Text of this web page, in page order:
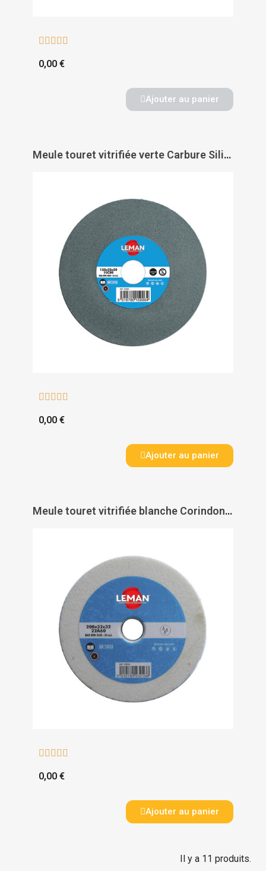
    
0,00 €
Ajouter au panier
Meule touret vitrifiée verte Carbure Silicium - LEMAN
    
0,00 €
Ajouter au panier
Meule touret vitrifiée blanche Corindon - LEMAN
    
0,00 €
Ajouter au panier
Il y a 11 produits.